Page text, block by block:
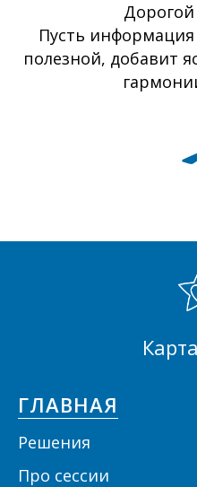
Дорогой
Пусть информация
полезной, добавит
ГЛАВНАЯ
Решения
Про сессии